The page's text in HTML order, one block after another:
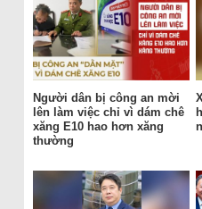
Người dân bị công an mời
lên làm việc chỉ vì dám chê
xăng E10 hao hơn xăng
thường